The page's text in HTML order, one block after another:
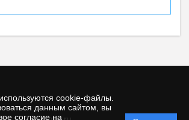
cookie-файлы.
данным сайтом, вы
согласие на